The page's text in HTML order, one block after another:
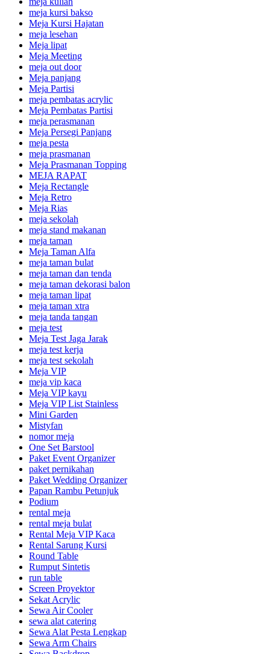
meja kursi bakso
Meja Kursi Hajatan
meja lesehan
Meja lipat
Meja Meeting
meja out door
Meja panjang
Meja Partisi
meja pembatas acrylic
Meja Pembatas Partisi
meja perasmanan
Meja Persegi Panjang
meja pesta
meja prasmanan
Meja Prasmanan Topping
MEJA RAPAT
Meja Rectangle
Meja Retro
Meja Rias
meja sekolah
meja stand makanan
meja taman
Meja Taman Alfa
meja taman bulat
meja taman dan tenda
meja taman dekorasi balon
meja taman lipat
meja taman xtra
meja tanda tangan
meja test
Meja Test Jaga Jarak
meja test kerja
meja test sekolah
Meja VIP
meja vip kaca
Meja VIP kayu
Meja VIP List Stainless
Mini Garden
Mistyfan
nomor meja
One Set Barstool
Paket Event Organizer
paket pernikahan
Paket Wedding Organizer
Papan Rambu Petunjuk
Podium
rental meja
rental meja bulat
Rental Meja VIP Kaca
Rental Sarung Kursi
Round Table
Rumput Sintetis
run table
Screen Proyektor
Sekat Acrylic
Sewa Air Cooler
sewa alat catering
Sewa Alat Pesta Lengkap
Sewa Arm Chairs